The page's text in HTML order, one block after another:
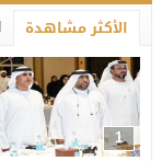
الأكثر مشاهدة
1